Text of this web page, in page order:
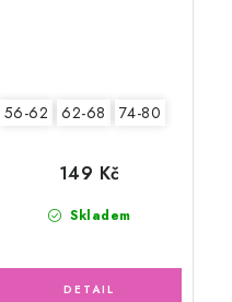
56-62 62-68 74-80
Skladem
149 Kč